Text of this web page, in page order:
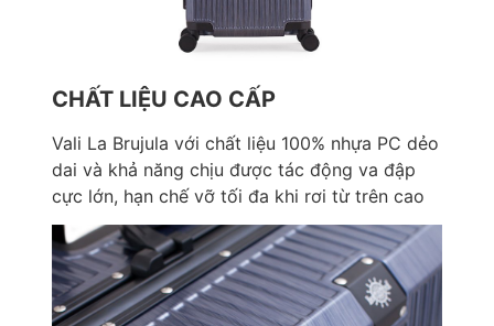
CHẤT LIỆU CAO CẤP
Vali La Brujula với chất liệu 100% nhựa PC dẻo
dai và khả năng chịu được tác động va đập
cực lớn, hạn chế vỡ tối đa khi rơi từ trên cao